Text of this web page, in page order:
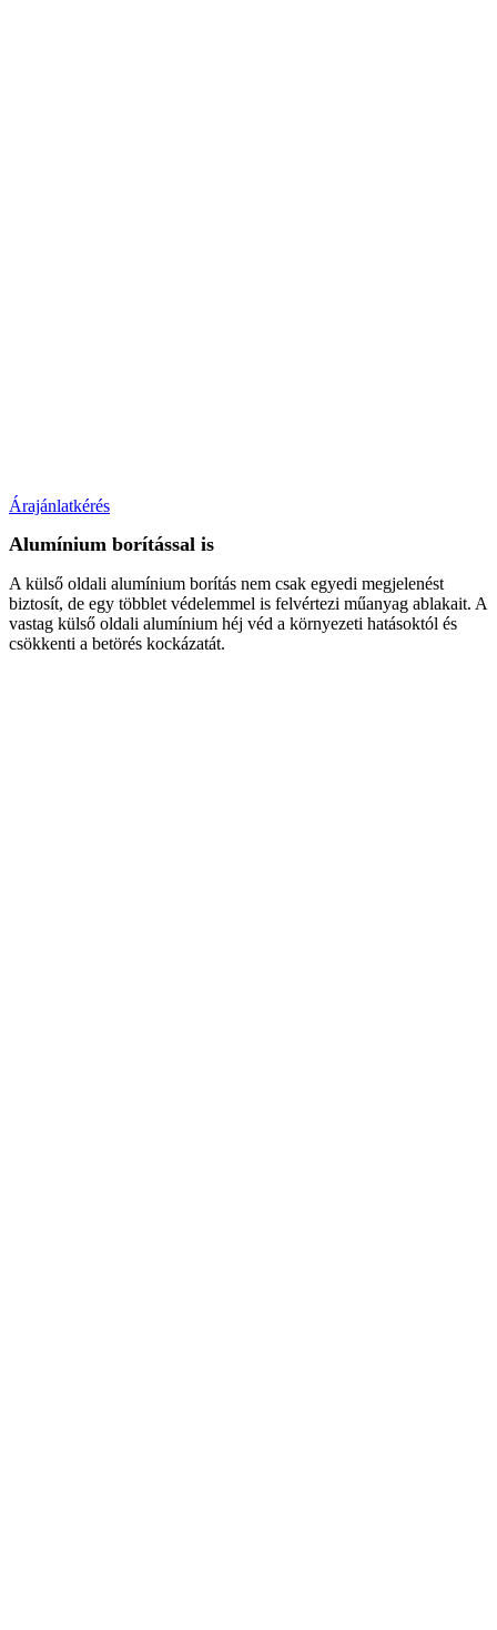
Árajánlatkérés
Alumínium borítással is
A külső oldali alumínium borítás nem csak egyedi megjelenést
biztosít, de egy többlet védelemmel is felvértezi műanyag ablakait. A
vastag külső oldali alumínium héj véd a környezeti hatásoktól és
csökkenti a betörés kockázatát.